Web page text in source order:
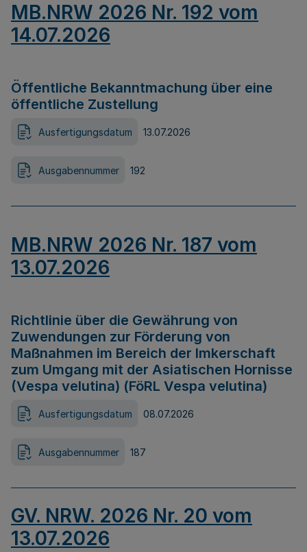
MB.NRW 2026 Nr. 192 vom
14.07.2026
Öffentliche Bekanntmachung über eine
öffentliche Zustellung
Ausfertigungsdatum 13.07.2026
Ausgabennummer 192
MB.NRW 2026 Nr. 187 vom
13.07.2026
Richtlinie über die Gewährung von
Zuwendungen zur Förderung von
Maßnahmen im Bereich der Imkerschaft
zum Umgang mit der Asiatischen Hornisse
(Vespa velutina) (FöRL Vespa velutina)
Ausfertigungsdatum 08.07.2026
Ausgabennummer 187
GV. NRW. 2026 Nr. 20 vom
13.07.2026